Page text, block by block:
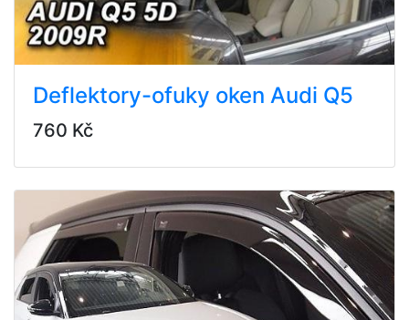
Deflektory-ofuky oken Audi Q5
760 Kč